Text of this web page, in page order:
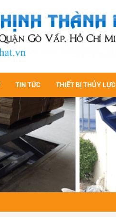
TIN TỨC THIẾT BỊ THỦY LỰC